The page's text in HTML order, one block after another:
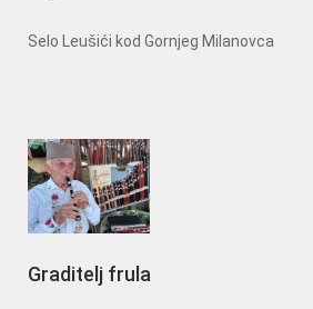
Selo Leušići kod Gornjeg Milanovca
Graditelj frula